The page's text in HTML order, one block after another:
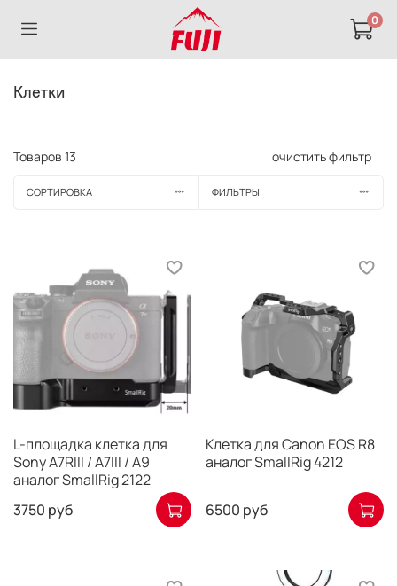
0
Клетки
Товаров 13 очистить фильтр
СОРТИРОВКА ФИЛЬТРЫ
L-площадка клетка для
Sony A7RIII / A7III / A9
аналог SmallRig 2122
3750 руб
Клетка для Canon EOS R8
аналог SmallRig 4212
6500 руб